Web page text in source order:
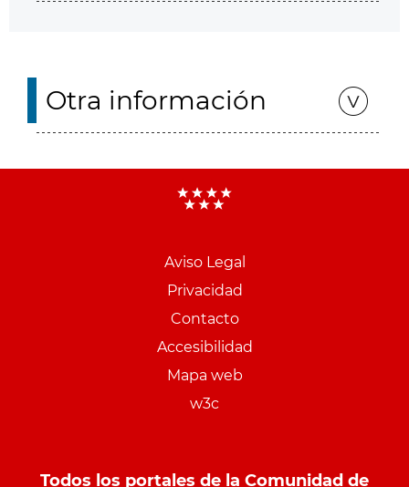
Otra información
Aviso Legal
Privacidad
Contacto
Accesibilidad
Mapa web
w3c
Todos los portales de la Comunidad de